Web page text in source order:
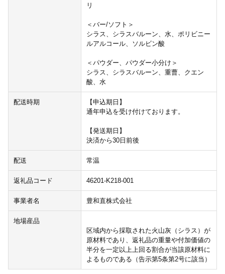
リ
＜バー/ソフト＞
シラス、シラスバルーン、水、ポリビニー
ルアルコール、ソルビン酸
＜パウダー、パウダー小分け＞
シラス、シラスバルーン、重曹、クエン
酸、水
配送時期
【申込期日】
通年申込を受け付けております。
【発送期日】
決済から30日前後
配送 常温
返礼品コード 46201-K218-001
事業者名 豊和直株式会社
地場産品
区域内から採取された火山灰（シラス）が
原材料であり、返礼品の重量や付加価値の
半分を一定以上上回る割合が当該原材料に
よるものである（告示第5条第2号に該当）